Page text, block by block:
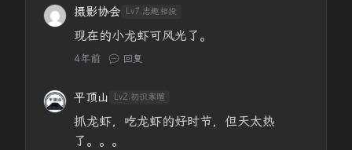
摄影协会 Lv7.志趣相投
现在的小龙虾可风光了。
4年前 回复
平顶山 Lv2.初识寒暄
抓龙虾，吃龙虾的好时节，但天太热
了。。。